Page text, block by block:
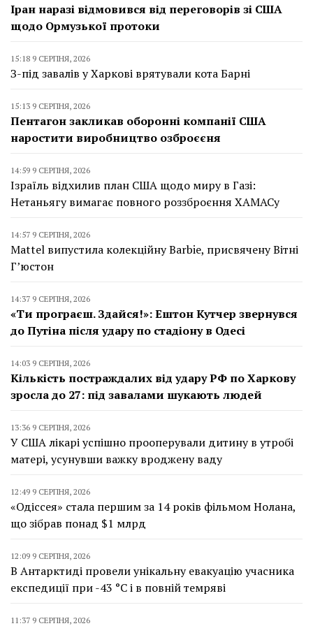
Іран наразі відмовився від переговорів зі США
щодо Ормузької протоки
15:18 9 СЕРПНЯ, 2026
З-під завалів у Харкові врятували кота Барні
15:13 9 СЕРПНЯ, 2026
Пентагон закликав оборонні компанії США
наростити виробництво озброєєня
14:59 9 СЕРПНЯ, 2026
Ізраїль відхилив план США щодо миру в Газі:
Нетаньягу вимагає повного роззброєння ХАМАСу
14:57 9 СЕРПНЯ, 2026
Mattel випустила колекційну Barbie, присвячену Вітні
Г’юстон
14:37 9 СЕРПНЯ, 2026
«Ти програєш. Здайся!»: Ештон Кутчер звернувся
до Путіна після удару по стадіону в Одесі
14:03 9 СЕРПНЯ, 2026
Кількість постраждалих від удару РФ по Харкову
зросла до 27: під завалами шукають людей
13:36 9 СЕРПНЯ, 2026
У США лікарі успішно прооперували дитину в утробі
матері, усунувши важку вроджену ваду
12:49 9 СЕРПНЯ, 2026
«Одіссея» стала першим за 14 років фільмом Нолана,
що зібрав понад $1 млрд
12:09 9 СЕРПНЯ, 2026
В Антарктиді провели унікальну евакуацію учасника
експедиції при -43 °C і в повній темряві
11:37 9 СЕРПНЯ, 2026